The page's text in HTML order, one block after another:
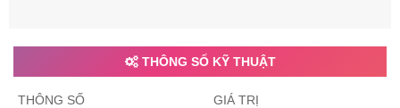
THÔNG SỐ KỸ THUẬT
THÔNG SỐ GIÁ TRỊ